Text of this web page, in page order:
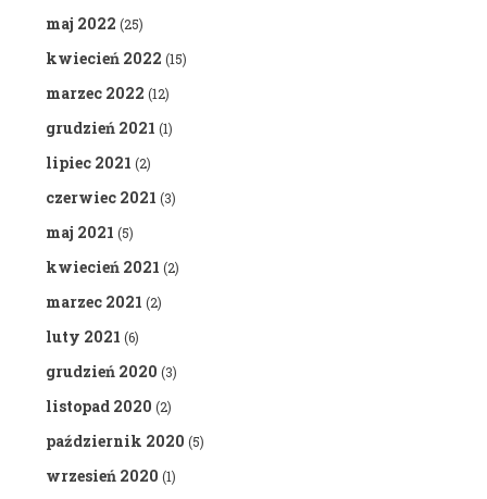
maj 2022 (25)
kwiecień 2022 (15)
marzec 2022 (12)
grudzień 2021 (1)
lipiec 2021 (2)
czerwiec 2021 (3)
maj 2021 (5)
kwiecień 2021 (2)
marzec 2021 (2)
luty 2021 (6)
grudzień 2020 (3)
listopad 2020 (2)
październik 2020 (5)
wrzesień 2020 (1)